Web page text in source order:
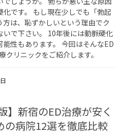
です。 もし現在少しでも「勃起
は、恥ずかしいという理由でク
いで下さい。 10年後には動脈硬化
性もあります。 今回はそんなED
クリニックをご紹介します。
】新宿のED治療が安く
の病院12選を徹底比較